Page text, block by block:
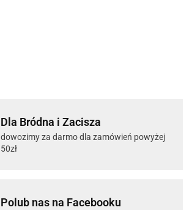
Dla Bródna i Zacisza
dowozimy za darmo dla zamówień powyżej
50zł
Polub nas na Facebooku